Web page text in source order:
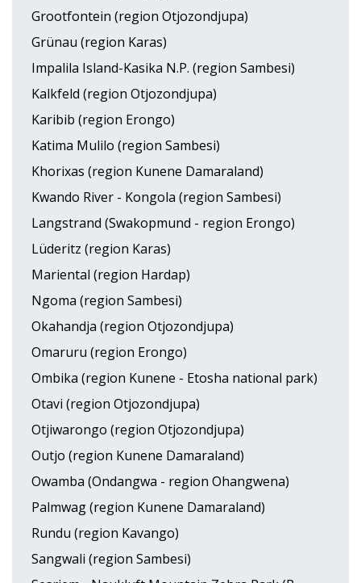
Grootfontein (region Otjozondjupa)
Grünau (region Karas)
Impalila Island-Kasika N.P. (region Sambesi)
Kalkfeld (region Otjozondjupa)
Karibib (region Erongo)
Katima Mulilo (region Sambesi)
Khorixas (region Kunene Damaraland)
Kwando River - Kongola (region Sambesi)
Langstrand (Swakopmund - region Erongo)
Lüderitz (region Karas)
Mariental (region Hardap)
Ngoma (region Sambesi)
Okahandja (region Otjozondjupa)
Omaruru (region Erongo)
Ombika (region Kunene - Etosha national park)
Otavi (region Otjozondjupa)
Otjiwarongo (region Otjozondjupa)
Outjo (region Kunene Damaraland)
Owamba (Ondangwa - region Ohangwena)
Palmwag (region Kunene Damaraland)
Rundu (region Kavango)
Sangwali (region Sambesi)